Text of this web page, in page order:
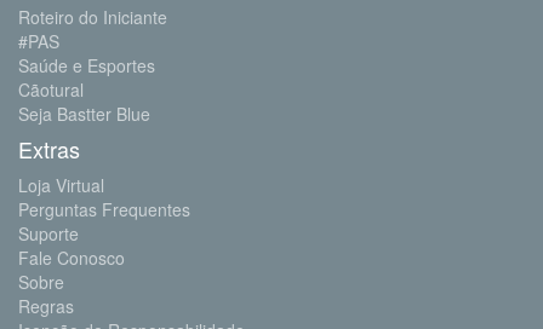
Roteiro do Iniciante
#PAS
Saúde e Esportes
Cãotural
Seja Bastter Blue
Extras
Loja Virtual
Perguntas Frequentes
Suporte
Fale Conosco
Sobre
Regras